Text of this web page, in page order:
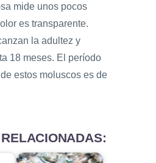
mide unos pocos
es transparente.
la adultez y
18 meses. El período
estos moluscos es de